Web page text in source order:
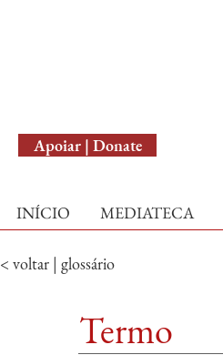
Apoiar | Donate
INÍCIO MEDIATECA
< voltar | glossário
Termo